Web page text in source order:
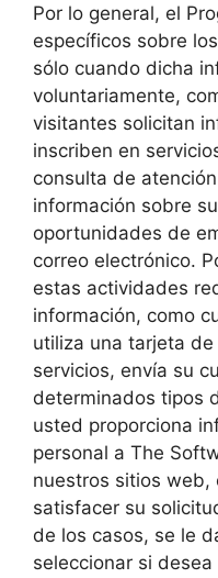
Por lo general, el
específicos sobre
sólo cuando dicha
voluntariamente,
visitantes solicitan
inscriben en
consulta de
información sobre
oportunidades de
correo electrónico.
estas actividades
información, como
utiliza una tarjeta
servicios, envía su
determinados tipos
usted proporciona
personal a The
nuestros sitios web,
satisfacer su
de los casos, se le
seleccionar si